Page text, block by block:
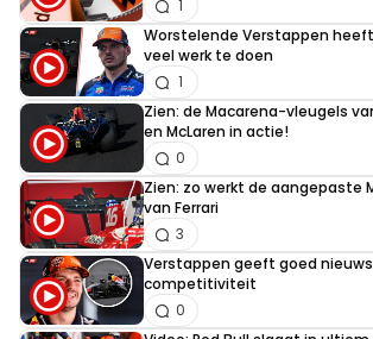
1
Worstelende Verstappen
veel werk te doen
1
Zien: de Macarena-vleugels
en McLaren in actie!
0
Zien: zo werkt de aangepaste
van Ferrari
3
Verstappen geeft goed
competitiviteit
0